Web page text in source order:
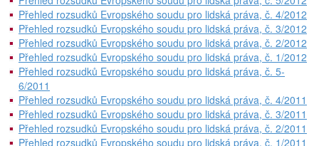
Přehled rozsudků Evropského soudu pro lidská práva, č. 4/2012
Přehled rozsudků Evropského soudu pro lidská práva, č. 3/2012
Přehled rozsudků Evropského soudu pro lidská práva, č. 2/2012
Přehled rozsudků Evropského soudu pro lidská práva, č. 1/2012
Přehled rozsudků Evropského soudu pro lidská práva, č. 5-
6/2011
Přehled rozsudků Evropského soudu pro lidská práva, č. 4/2011
Přehled rozsudků Evropského soudu pro lidská práva, č. 3/2011
Přehled rozsudků Evropského soudu pro lidská práva, č. 2/2011
Přehled rozsudků Evropského soudu pro lidská práva, č. 1/2011